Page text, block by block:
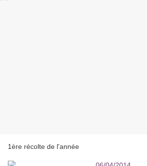
1ère récolte de l'année